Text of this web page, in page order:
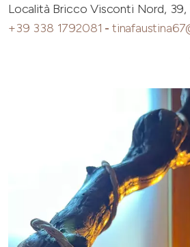
Località Bricco Visconti Nord, 39,
+39 338 1792081 -